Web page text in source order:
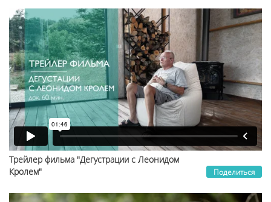
Поделиться
Трейлер фильма "Дегустрации с Леонидом
Кролем"